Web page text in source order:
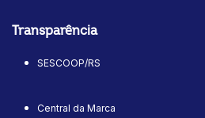
Transparência
SESCOOP/RS
Central da Marca